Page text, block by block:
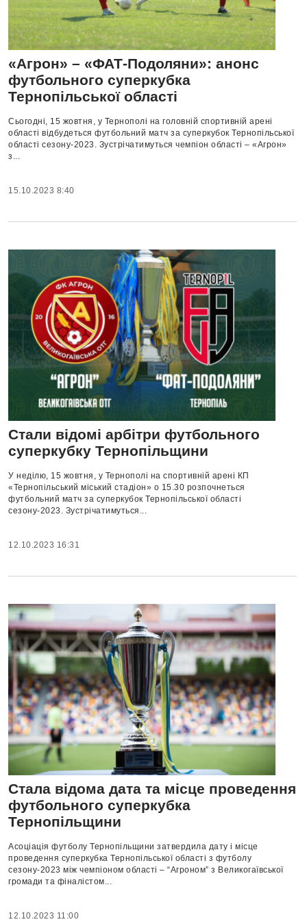
«Агрон» – «ФАТ-Подоляни»: анонс
футбольного суперкубка
Тернопільської області
Сьогодні, 15 жовтня, у Тернополі на головній спортивній арені
області відбудеться футбольний матч за суперкубок Тернопільської
області сезону-2023. Зустрічатимуться чемпіон області – «Агрон»
з...
15.10.2023 8:40
Стали відомі арбітри футбольного
суперкубку Тернопільщини
У неділю, 15 жовтня, у Тернополі на спортивній арені КП
«Тернопільський міський стадіон» о 15.30 розпочнеться
футбольний матч за суперкубок Тернопільської області
сезону-2023. Зустрічатимуться...
12.10.2023 16:31
Стала відома дата та місце проведення
футбольного суперкубка
Тернопільщини
Асоціація футболу Тернопільщини затвердила дату і місце
проведення суперкубка Тернопільської області з футболу
сезону-2023 між чемпіоном області – “Агроном” з Великогаївської
громади та фіналістом...
12.10.2023 11:00